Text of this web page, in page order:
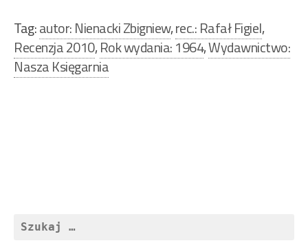
Tag:autor: Nienacki Zbigniew,rec.: Rafał Figiel,
Recenzja 2010,Rok wydania: 1964,Wydawnictwo:
Nasza Księgarnia
Szukaj: